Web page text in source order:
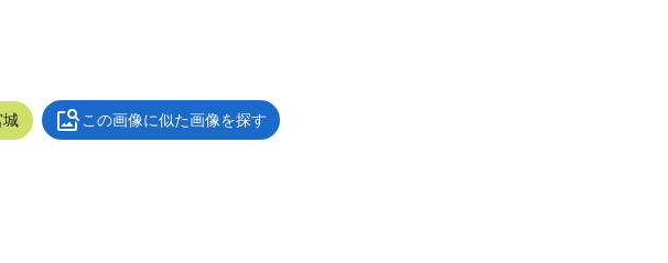
城 この画像に似た画像を探す